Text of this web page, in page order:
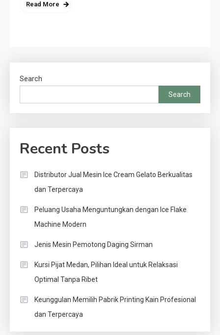
Read More
Search
Search
Recent Posts
Distributor Jual Mesin Ice Cream Gelato Berkualitas
dan Terpercaya
Peluang Usaha Menguntungkan dengan Ice Flake
Machine Modern
Jenis Mesin Pemotong Daging Sirman
Kursi Pijat Medan, Pilihan Ideal untuk Relaksasi
Optimal Tanpa Ribet
Keunggulan Memilih Pabrik Printing Kain Profesional
dan Terpercaya